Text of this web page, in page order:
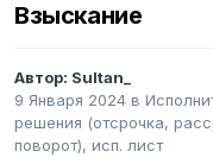
Взыскание
Автор: Sultan_
9 Января 2024 в
решения (отсрочка,
поворот), исп. лист